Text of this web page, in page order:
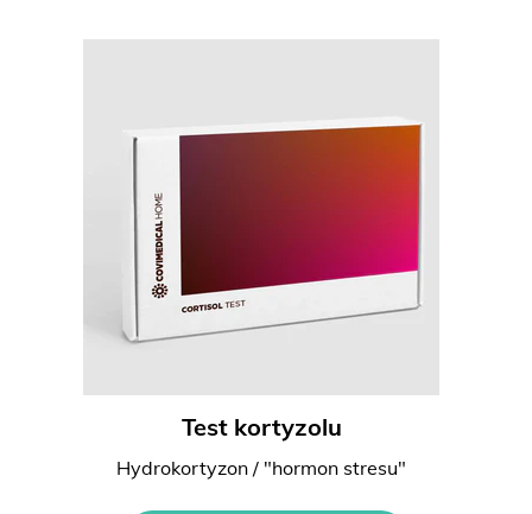
Test kortyzolu
Hydrokortyzon / "hormon stresu"